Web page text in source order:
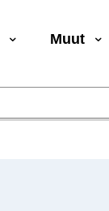
Muut